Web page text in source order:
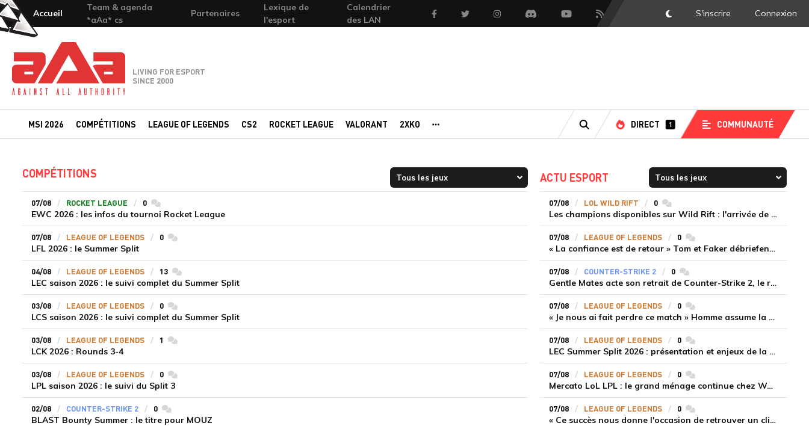
Accueil
Team & agenda
*aAa* cs
Partenaires
Lexique de
l'esport
Calendrier
des LAN
FacebookTwitter InstagramDiscord YoutubeFlux RSS DarkMode
S'inscrire Connexion
Team-aAa - against All authority
LIVING FOR ESPORT
SINCE 2000
MSI 2026 COMPÉTITIONS LEAGUE OF LEGENDS CS2 ROCKET LEAGUE VALORANT 2XKO
RECHERCHE
DIRECT 1 COMMUNAUTÉ
COMPÉTITIONS
07/08 ROCKET LEAGUE 0 commentaires
EWC 2026 : les infos du tournoi Rocket League
07/08 LEAGUE OF LEGENDS 0 commentaires
LFL 2026 : le Summer Split
04/08 LEAGUE OF LEGENDS 13 commentaires
LEC saison 2026 : le suivi complet du Summer Split
03/08 LEAGUE OF LEGENDS 0 commentaires
LCS saison 2026 : le suivi complet du Summer Split
03/08 LEAGUE OF LEGENDS 1 commentaires
LCK 2026 : Rounds 3-4
03/08 LEAGUE OF LEGENDS 0 commentaires
LPL saison 2026 : le suivi du Split 3
02/08 COUNTER-STRIKE 2 0 commentaires
BLAST Bounty Summer : le titre pour MOUZ
ACTU ESPORT
07/08 LOL WILD RIFT 0commentaires
Les champions disponibles sur Wild Rift : l'arrivée de Cho'Gath
07/08 LEAGUE OF LEGENDS 0commentaires
« La confiance est de retour » Tom et Faker débriefent la victoire convaincante de T1 face à Dplus KIA
07/08 COUNTER-STRIKE 2 0commentaires
Gentle Mates acte son retrait de Counter-Strike 2, le roster ibérique libéré
07/08 LEAGUE OF LEGENDS 0commentaires
« Je nous ai fait perdre ce match » Homme assume la responsabilité de la défaite de HLE face à Gen.G
07/08 LEAGUE OF LEGENDS 0commentaires
LEC Summer Split 2026 : présentation et enjeux de la troisième semaine de compétition
07/08 LEAGUE OF LEGENDS 0commentaires
Mercato LoL LPL : le grand ménage continue chez Weibo Gaming, Jiejie quitte le navire au profit de Xiaohao
07/08 LEAGUE OF LEGENDS 0commentaires
« Ce succès nous donne l'occasion de retrouver un climat beaucoup plus positif » Ryu et Canyon soulagés après la victoire de Gen.G sur HLE